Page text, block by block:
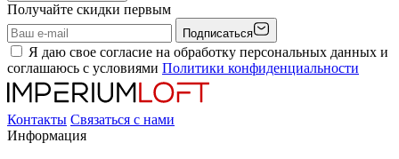
Получайте скидки первым
Подписаться
Я даю свое согласие на обработку персональных данных и
соглашаюсь с условиями Политики конфиденциальности
Контакты Связаться с нами
Информация